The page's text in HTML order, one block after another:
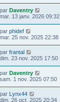
par Daventry
mar. 13 janv. 2026 09:32
par phidef
mar. 25 nov. 2025 22:38
par frantal
dim. 23 nov. 2025 17:50
par Daventry
sam. 1 nov. 2025 07:50
par Lynx44
dim. 26 oct. 2025 20:34